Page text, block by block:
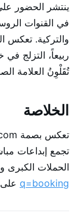
ينتشر الحضور
في القنوات
والتركية. تعكس
تُقَلْوِنُ العلامة
الخلاصة
تجمع إبداعات
الحملات الكبرى
q=booking على